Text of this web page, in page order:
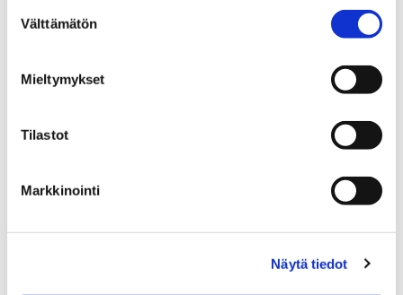
valinta
Välttämätön
Mieltymykset
Tilastot
Markkinointi
Näytä tiedot
Etusivu